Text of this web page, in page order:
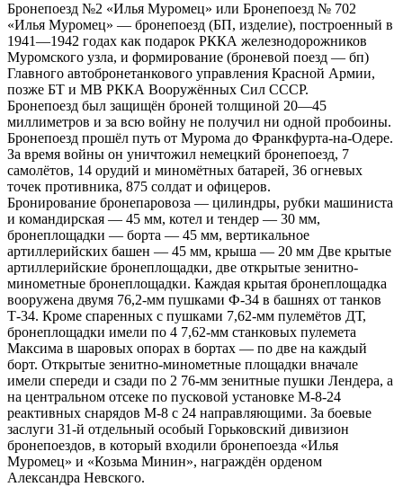
Бронепоезд №2 «Илья Муромец» или Бронепоезд № 702
«Илья Муромец» — бронепоезд (БП, изделие), построенный в
1941—1942 годах как подарок РККА железнодорожников
Муромского узла, и формирование (броневой поезд — бп)
Главного автобронетанкового управления Красной Армии,
позже БТ и МВ РККА Вооружённых Сил СССР.
Бронепоезд был защищён броней толщиной 20—45
миллиметров и за всю войну не получил ни одной пробоины.
Бронепоезд прошёл путь от Мурома до Франкфурта-на-Одере.
За время войны он уничтожил немецкий бронепоезд, 7
самолётов, 14 орудий и миномётных батарей, 36 огневых
точек противника, 875 солдат и офицеров.
Бронирование бронепаровоза — цилиндры, рубки машиниста
и командирская — 45 мм, котел и тендер — 30 мм,
бронеплощадки — борта — 45 мм, вертикальное
артиллерийских башен — 45 мм, крыша — 20 мм Две крытые
артиллерийские бронеплощадки, две открытые зенитно-
минометные бронеплощадки. Каждая крытая бронеплощадка
вооружена двумя 76,2-мм пушками Ф-34 в башнях от танков
Т-34. Кроме спаренных с пушками 7,62-мм пулемётов ДТ,
бронеплощадки имели по 4 7,62-мм станковых пулемета
Максима в шаровых опорах в бортах — по две на каждый
борт. Открытые зенитно-минометные площадки вначале
имели спереди и сзади по 2 76-мм зенитные пушки Лендера, а
на центральном отсеке по пусковой установке М-8-24
реактивных снарядов М-8 с 24 направляющими. За боевые
заслуги 31-й отдельный особый Горьковский дивизион
бронепоездов, в который входили бронепоезда «Илья
Муромец» и «Козьма Минин», награждён орденом
Александра Невского.